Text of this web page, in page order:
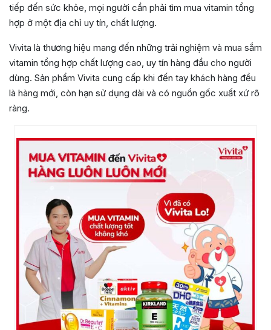
tiếp đến sức khỏe, mọi người cần phải tìm mua vitamin tổng
hợp ở một địa chỉ uy tín, chất lượng.
Vivita là thương hiệu mang đến những trải nghiệm và mua sắm
vitamin tổng hợp chất lượng cao, uy tín hàng đầu cho người
dùng. Sản phẩm Vivita cung cấp khi đến tay khách hàng đều
là hàng mới, còn hạn sử dụng dài và có nguồn gốc xuất xứ rõ
ràng.